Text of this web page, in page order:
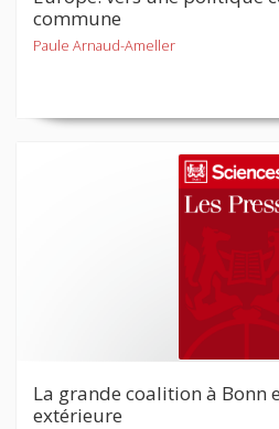
commune
Paule Arnaud-Ameller
La grande coalition à Bonn
extérieure